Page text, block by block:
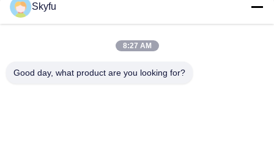
Навощите нагревающий элемент 1 ПТК - керамический
нагревающий элемент 5000охмс с фильмом изоляции
Элемент подогревателя Птк высокой надежности ОДМ
Skyfu
8:27 AM
Good day, what product are you looking for?